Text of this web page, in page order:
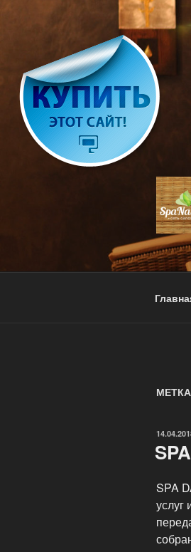
Перейти
содержимому
SPA
услуг